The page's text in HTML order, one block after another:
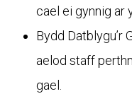
cael ei gynnig ar
Bydd Datblygu’r
aelod staff
gael.